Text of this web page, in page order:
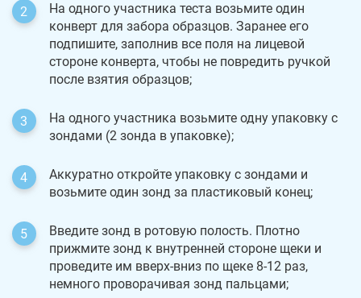
На одного участника теста возьмите один
конверт для забора образцов. Заранее его
подпишите, заполнив все поля на лицевой
стороне конверта, чтобы не повредить ручкой
после взятия образцов;
На одного участника возьмите одну упаковку с
зондами (2 зонда в упаковке);
Аккуратно откройте упаковку с зондами и
возьмите один зонд за пластиковый конец;
Введите зонд в ротовую полость. Плотно
прижмите зонд к внутренней стороне щеки и
проведите им вверх-вниз по щеке 8-12 раз,
немного проворачивая зонд пальцами;